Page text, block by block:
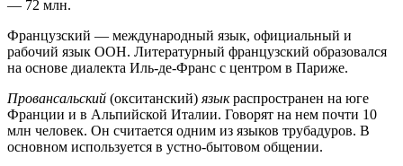
— 72 млн.
Французский — международный язык, официальный и
рабочий язык ООН. Литературный французский образовался
на основе диалекта Иль-де-Франс с центром в Париже.
Провансальский (окситанский) языкраспространен на юге
Франции и в Альпийской Италии. Говорят на нем почти 10
млн человек. Он считается одним из языков трубадуров. В
основном используется в устно-бытовом общении.